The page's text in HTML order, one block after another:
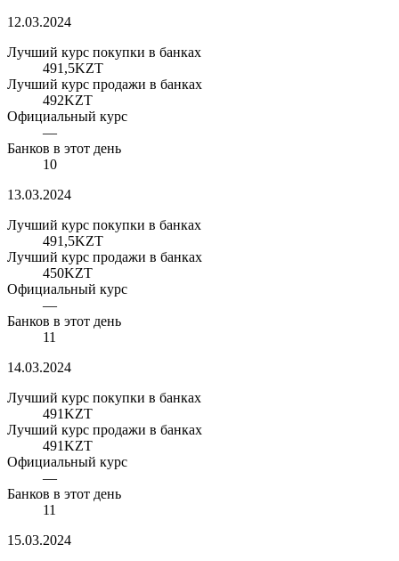
12.03.2024
Лучший курс покупки в банках
491,5KZT
Лучший курс продажи в банках
492KZT
Официальный курс
—
Банков в этот день
10
13.03.2024
Лучший курс покупки в банках
491,5KZT
Лучший курс продажи в банках
450KZT
Официальный курс
—
Банков в этот день
11
14.03.2024
Лучший курс покупки в банках
491KZT
Лучший курс продажи в банках
491KZT
Официальный курс
—
Банков в этот день
11
15.03.2024